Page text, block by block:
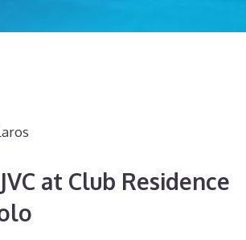
at Club Residence